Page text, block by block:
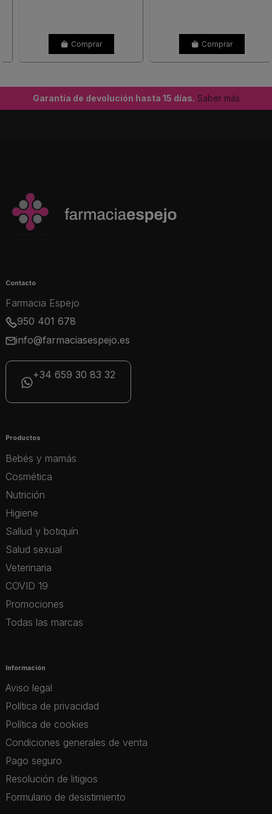
Comprar Comprar
Garantía de devolución hasta 15 días. Saber más
Contacto
Farmacia Espejo
950 401 678
info@farmaciasespejo.es
+34 659 30 83 32
Productos
Bebés y mamás
Cosmética
Nutrición
Higiene
Sallud y botiquín
Salud sexual
Veterinaria
COVID 19
Promociones
Todas las marcas
Información
Aviso legal
Política de privacidad
Política de cookies
Condiciones generales de venta
Pago seguro
Resolución de litigios
Formulario de desistimiento